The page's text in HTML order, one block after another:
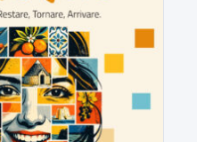
tratto della
Fortorina
per la viabilità del